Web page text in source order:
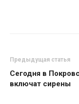
Предыдущая статья
Сегодня в
включат сирены